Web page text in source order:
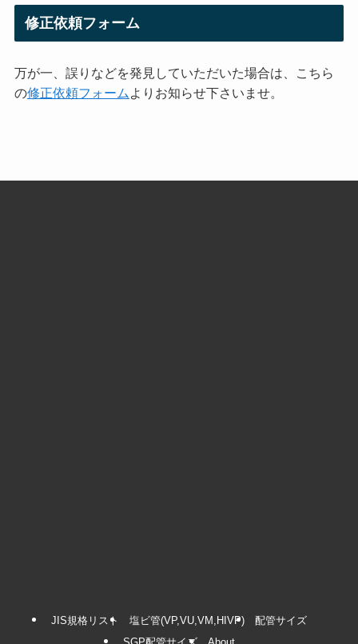
修正依頼フォーム
万が一、誤りなどを発見していただいた場合は、こちら
の修正依頼フォーム よりお知らせ下さいませ。
JIS規格リスト 塩ビ管(VP,VU,VM,HIVP)
配管サイズ